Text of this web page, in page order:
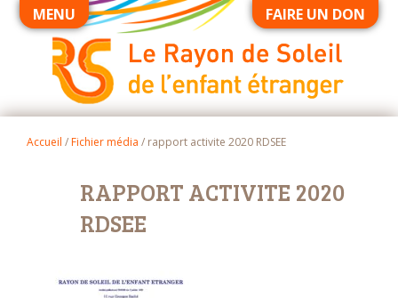
FAIRE UN DON
MENU
Accueil /Fichier média / rapport activite 2020 RDSEE
RAPPORT ACTIVITE 2020
RDSEE